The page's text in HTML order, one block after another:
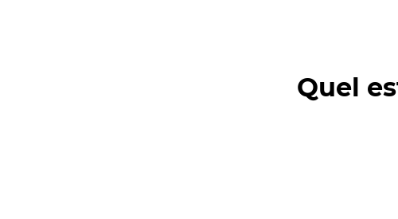
Quel